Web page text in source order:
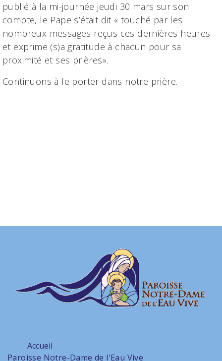
publié à la mi-journée jeudi 30 mars sur son
compte, le Pape s’était dit « touché par les
nombreux messages reçus ces dernières heures
et exprime (s)a gratitude à chacun pour sa
proximité et ses prières».
Continuons à le porter dans notre prière.
Accueil
Paroisse Notre-Dame de l'Eau Vive